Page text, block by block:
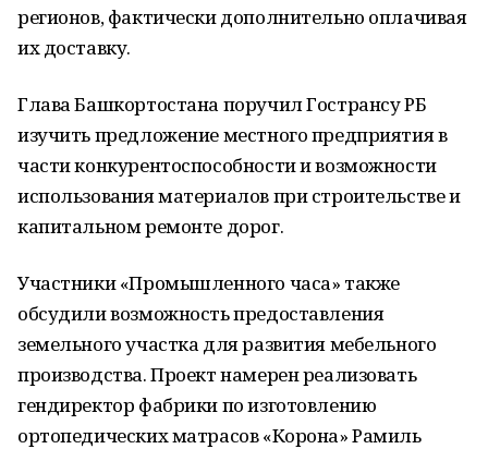
регионов, фактически дополнительно оплачивая
их доставку.
Глава Башкортостана поручил Гострансу РБ
изучить предложение местного предприятия в
части конкурентоспособности и возможности
использования материалов при строительстве и
капитальном ремонте дорог.
Участники «Промышленного часа» также
обсудили возможность предоставления
земельного участка для развития мебельного
производства. Проект намерен реализовать
гендиректор фабрики по изготовлению
ортопедических матрасов «Корона» Рамиль